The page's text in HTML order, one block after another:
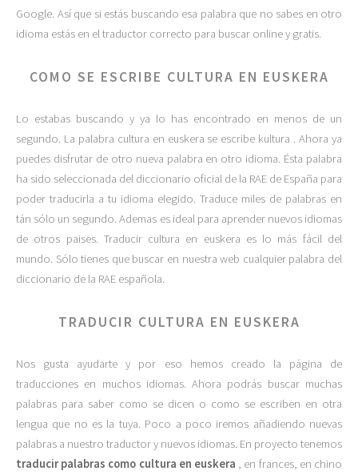
Google. Así que si estás buscando esa palabra que no sabes en otro
idioma estás en el traductor correcto para buscar online y gratis.
COMO SE ESCRIBE CULTURA EN EUSKERA
Lo estabas buscando y ya lo has encontrado en menos de un
segundo. La palabra cultura en euskera se escribe kultura . Ahora ya
puedes disfrutar de otro nueva palabra en otro idioma. Ésta palabra
ha sido seleccionada del diccionario oficial de la RAE de España para
poder traducirla a tu idioma elegido. Traduce miles de palabras en
tán sólo un segundo. Ademas es ideal para aprender nuevos idiomas
de otros paises. Traducir cultura en euskera es lo más fácil del
mundo. Sólo tienes que buscar en nuestra web cualquier palabra del
diccionario de la RAE española.
TRADUCIR CULTURA EN EUSKERA
Nos gusta ayudarte y por eso hemos creado la página de
traducciones en muchos idiomas. Ahora podrás buscar muchas
palabras para saber como se dicen o como se escriben en otra
lengua que no es la tuya. Poco a poco iremos añadiendo nuevas
palabras a nuestro traductor y nuevos idiomas. En proyecto tenemos
traducir palabras como cultura en euskera
, en frances, en chino